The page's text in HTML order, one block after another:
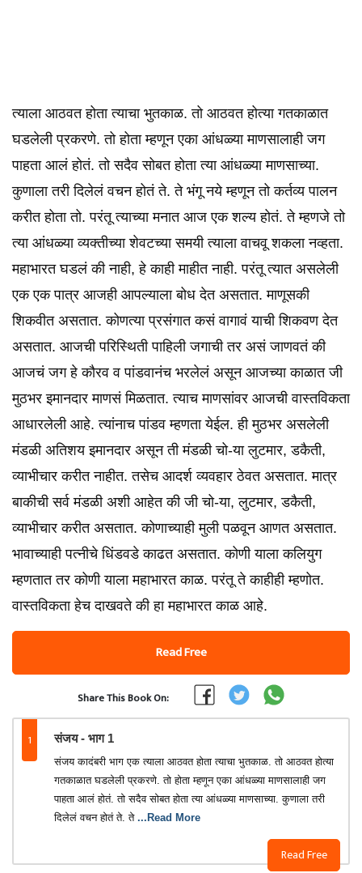
त्याला आठवत होता त्याचा भुतकाळ. तो आठवत होत्या गतकाळात
घडलेली प्रकरणे. तो होता म्हणून एका आंधळ्या माणसालाही जग
पाहता आलं होतं. तो सदैव सोबत होता त्या आंधळ्या माणसाच्या.
कुणाला तरी दिलेलं वचन होतं ते. ते भंगू नये म्हणून तो कर्तव्य पालन
करीत होता तो. परंतू त्याच्या मनात आज एक शल्य होतं. ते म्हणजे तो
त्या आंधळ्या व्यक्तीच्या शेवटच्या समयी त्याला वाचवू शकला नव्हता.
महाभारत घडलं की नाही, हे काही माहीत नाही. परंतू त्यात असलेली
एक एक पात्र आजही आपल्याला बोध देत असतात. माणूसकी
शिकवीत असतात. कोणत्या प्रसंगात कसं वागावं याची शिकवण देत
असतात. आजची परिस्थिती पाहिली जगाची तर असं जाणवतं की
आजचं जग हे कौरव व पांडवानंच भरलेलं असून आजच्या काळात जी
मुठभर इमानदार माणसं मिळतात. त्याच माणसांवर आजची वास्तविकता
आधारलेली आहे. त्यांनाच पांडव म्हणता येईल. ही मुठभर असलेली
मंडळी अतिशय इमानदार असून ती मंडळी चो-या लुटमार, डकैती,
व्याभीचार करीत नाहीत. तसेच आदर्श व्यवहार ठेवत असतात. मात्र
बाकीची सर्व मंडळी अशी आहेत की जी चो-या, लुटमार, डकैती,
व्याभीचार करीत असतात. कोणाच्याही मुली पळवून आणत असतात.
भावाच्याही पत्नीचे धिंडवडे काढत असतात. कोणी याला कलियुग
म्हणतात तर कोणी याला महाभारत काळ. परंतू ते काहीही म्हणोत.
वास्तविकता हेच दाखवते की हा महाभारत काळ आहे.
Read Free
Share This Book On:
1 संजय - भाग 1
Read Free
संजय कादंबरी भाग एक त्याला आठवत होता त्याचा भुतकाळ. तो आठवत होत्या
गतकाळात घडलेली प्रकरणे. तो होता म्हणून एका आंधळ्या माणसालाही जग
पाहता आलं होतं. तो सदैव सोबत होता त्या आंधळ्या माणसाच्या. कुणाला तरी
दिलेलं वचन होतं ते. ते ...Read More